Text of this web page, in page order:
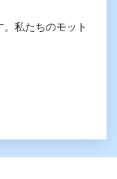
私たちのモット